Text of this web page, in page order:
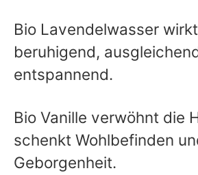
Bio Lavendelwasser
beruhigend,
entspannend.
Bio Vanille verwöhnt die
schenkt Wohlbefinden
Geborgenheit.